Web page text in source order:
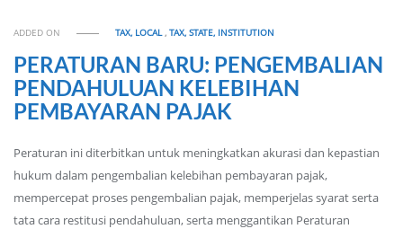
ADDED ON TAX, LOCAL,TAX, STATE, INSTITUTION
PERATURAN BARU: PENGEMBALIAN
PENDAHULUAN KELEBIHAN
PEMBAYARAN PAJAK
Peraturan ini diterbitkan untuk meningkatkan akurasi dan kepastian
hukum dalam pengembalian kelebihan pembayaran pajak,
mempercepat proses pengembalian pajak, memperjelas syarat serta
tata cara restitusi pendahuluan, serta menggantikan Peraturan